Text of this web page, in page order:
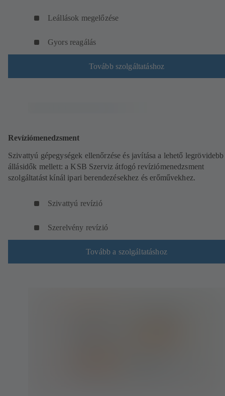
Leállások megelőzése
Gyors reagálás
Tovább szolgáltatáshoz
Revíziómenedzsment
Szivattyú gépegységek ellenőrzése és javítása a lehető legrövidebb
állásidők mellett: a KSB Szerviz átfogó revíziómenedzsment
szolgáltatást kínál ipari berendezésekhez és erőművekhez.
Szivattyú revízió
Szerelvény revízió
Tovább a szolgáltatáshoz